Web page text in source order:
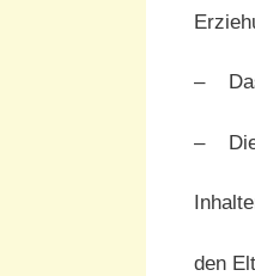
– Das
– Die
den